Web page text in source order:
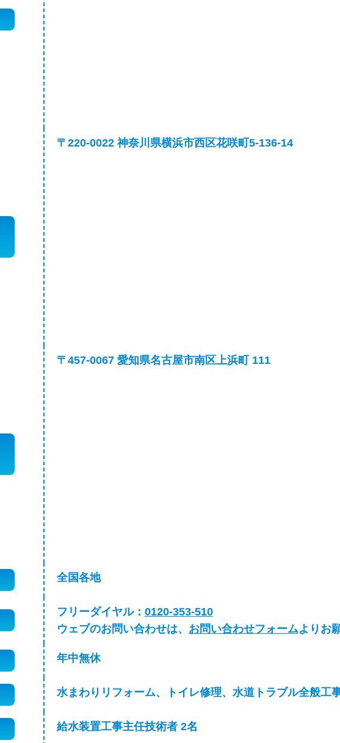
〒220-0022 神奈川県横浜市西区花咲町5-136-14
〒457-0067 愛知県名古屋市南区上浜町 111
全国各地
フリーダイヤル： 0120-353-510
ウェブのお問い合わせは、 お問い合わせフォームよりお
年中無休
水まわりリフォーム、トイレ修理、水道トラブル全般工
給水装置工事主任技術者 2名